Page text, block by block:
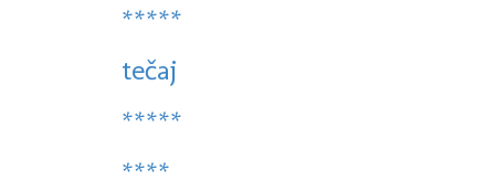
*****
tečaj
*****
****